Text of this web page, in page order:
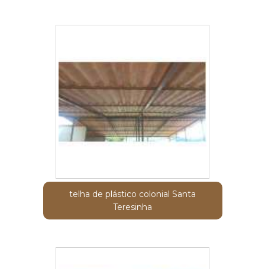
telha de plástico colonial Santa
Teresinha